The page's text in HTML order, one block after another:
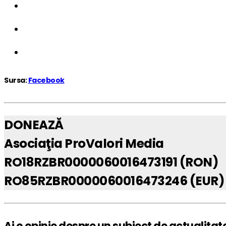
Sursa:Facebook
DONEAZĂ
Asociaţia ProValori Media
RO18RZBR0000060016473191 (RON)
RO85RZBR0000060016473246 (EUR)